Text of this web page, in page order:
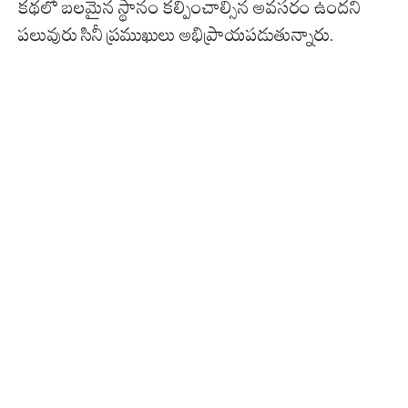
కథలో బలమైన స్థానం కల్పించాల్సిన అవసరం ఉందని
పలువురు సినీ ప్రముఖులు అభిప్రాయపడుతున్నారు.